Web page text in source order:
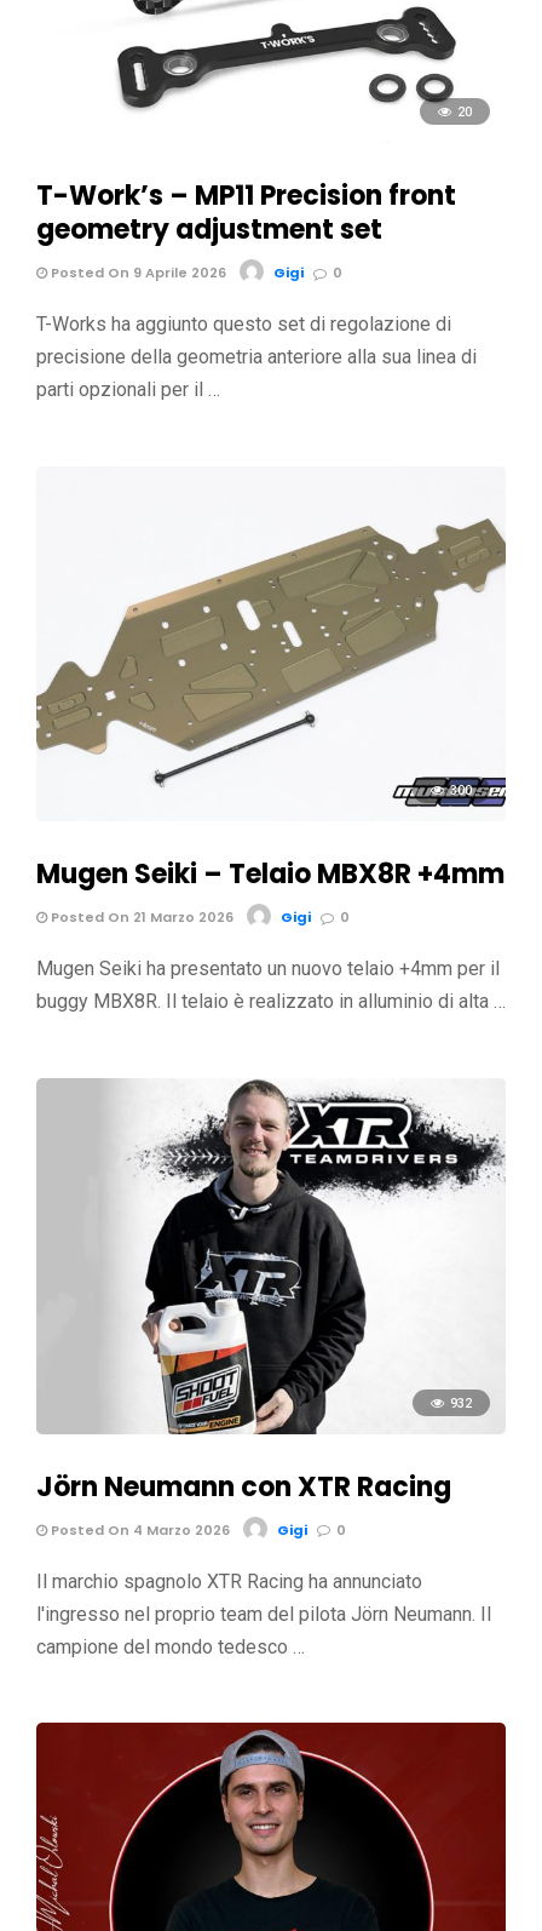
20
T-Work’s – MP11 Precision front
geometry adjustment set
Posted On 9 Aprile 2026 Gigi 0
T-Works ha aggiunto questo set di regolazione di
precisione della geometria anteriore alla sua linea di
parti opzionali per il …
300
Mugen Seiki – Telaio MBX8R +4mm
Posted On 21 Marzo 2026 Gigi 0
Mugen Seiki ha presentato un nuovo telaio +4mm per il
buggy MBX8R. Il telaio è realizzato in alluminio di alta …
932
Jörn Neumann con XTR Racing
Posted On 4 Marzo 2026 Gigi 0
Il marchio spagnolo XTR Racing ha annunciato
l'ingresso nel proprio team del pilota Jörn Neumann. Il
campione del mondo tedesco …